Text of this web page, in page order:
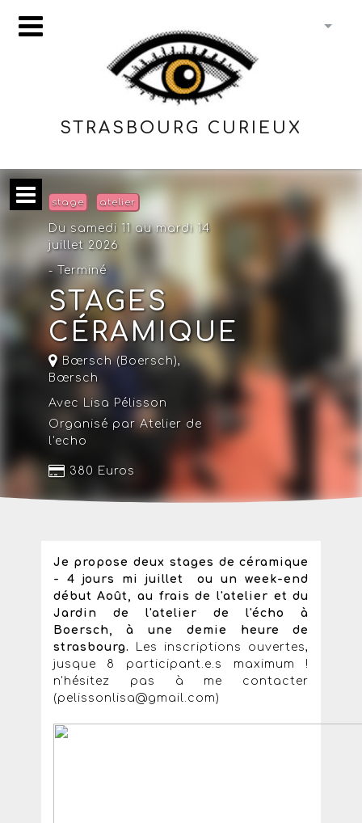
STRASBOURG CURIEUX
stage atelier
Du samedi 11 au mardi 14
juillet 2026
- Terminé
STAGES
CÉRAMIQUE
Bœrsch (Boersch),
Bœrsch
Avec Lisa Pélisson
Organisé par Atelier de
l'echo
380 Euros
Je propose deux stages de céramique
- 4 jours mi juillet ou un week-end
début Août, au frais de l'atelier et du
Jardin de l'atelier de l'écho à
Boersch, à une demie heure de
strasbourg.
Les inscriptions ouvertes,
jusque 8 participant.e.s maximum !
n'hésitez pas à me contacter
(pelissonlisa@gmail.com)